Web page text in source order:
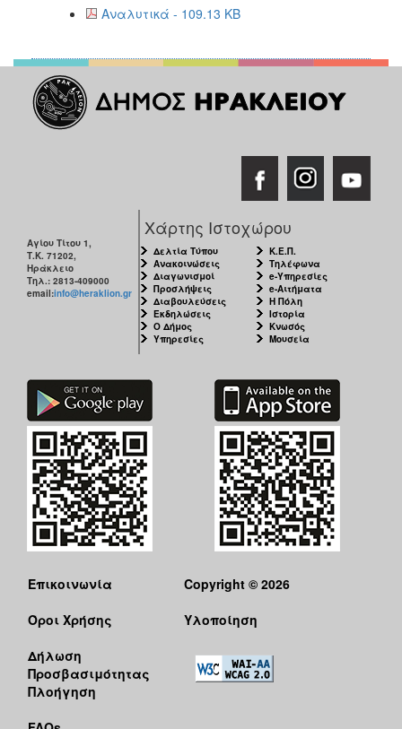
Αναλυτικά - 109.13 KB
Αγίου Τίτου 1,
Τ.Κ. 71202,
Ηράκλειο
Τηλ.: 2813-409000
email:info@heraklion.gr
Χάρτης Ιστοχώρου
Δελτία Τύπου
Ανακοινώσεις
Διαγωνισμοί
Προσλήψεις
Διαβουλεύσεις
Εκδηλώσεις
Ο Δήμος
Υπηρεσίες
Κ.Ε.Π.
Τηλέφωνα
e-Υπηρεσίες
e-Αιτήματα
Η Πόλη
Ιστορία
Κνωσός
Μουσεία
Επικοινωνία
Όροι Χρήσης
Δήλωση
Προσβασιμότητας
Πλοήγηση
Copyright © 2026
Υλοποίηση